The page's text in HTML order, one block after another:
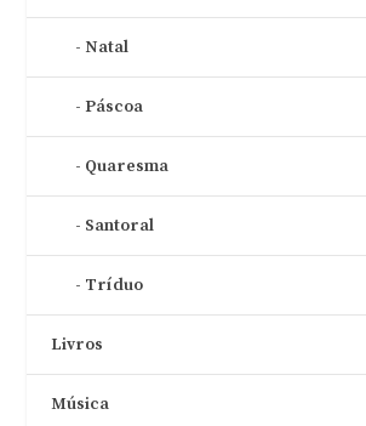
Natal
Páscoa
Quaresma
Santoral
Tríduo
Livros
Música